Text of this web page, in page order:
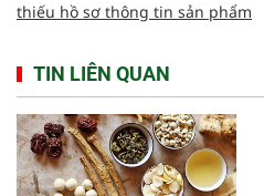
thiếu hồ sơ thông tin sản phẩm
TIN LIÊN QUAN